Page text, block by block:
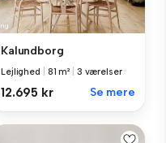
Kalundborg
Lejlighed 81 m² 3 værelser
12.695 kr Se mere